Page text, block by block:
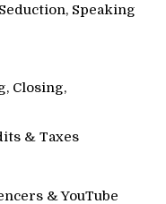
Speaking
Closing,
& Taxes
& YouTube